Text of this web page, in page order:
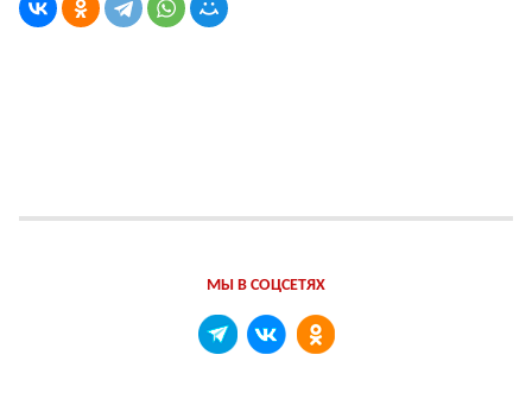
МЫ В СОЦСЕТЯХ